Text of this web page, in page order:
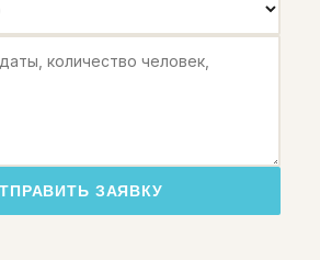
ЗАЯВКУ